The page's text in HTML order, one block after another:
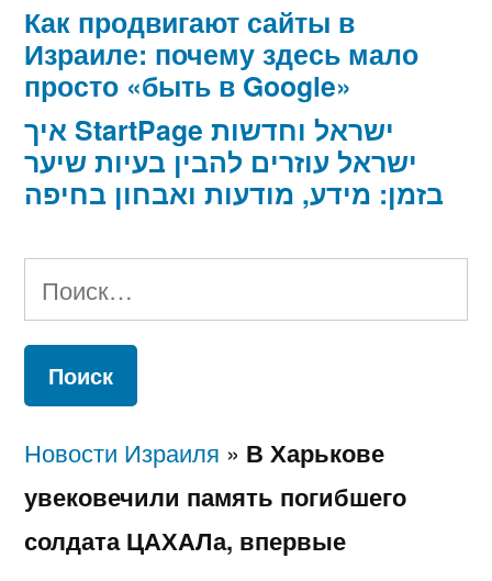
Как продвигают сайты в
Израиле: почему здесь мало
просто «быть в Google»
איך StartPage ישראל וחדשות
ישראל עוזרים להבין בעיות שיער
בזמן: מידע, מודעות ואבחון בחיפה
Найти:
Новости Израиля » В Харькове
увековечили память погибшего
солдата ЦАХАЛа, впервые